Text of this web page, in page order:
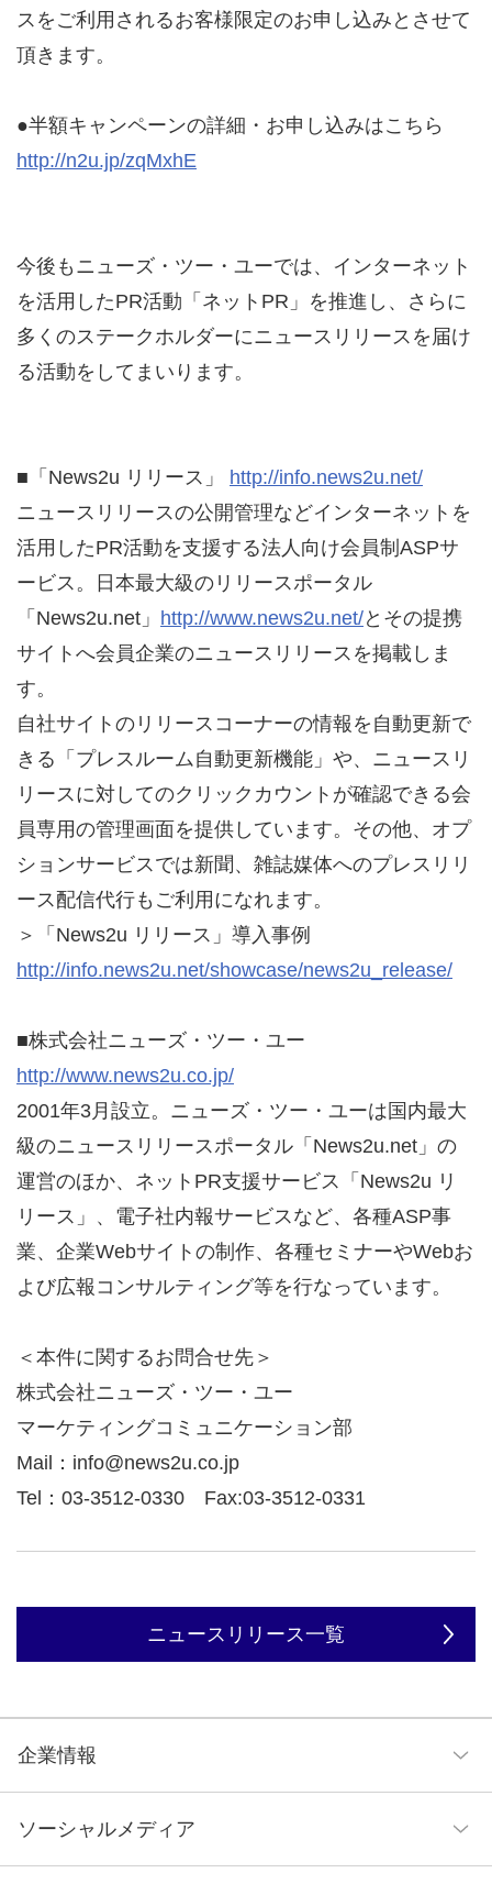
スをご利用されるお客様限定のお申し込みとさせて
頂きます。
●半額キャンペーンの詳細・お申し込みはこちら
http://n2u.jp/zqMxhE
今後もニューズ・ツー・ユーでは、インターネット
を活用したPR活動「ネットPR」を推進し、さらに
多くのステークホルダーにニュースリリースを届け
る活動をしてまいります。
■「News2u リリース」 http://info.news2u.net/
ニュースリリースの公開管理などインターネットを
活用したPR活動を支援する法人向け会員制ASPサ
ービス。日本最大級のリリースポータル
「News2u.net」 http://www.news2u.net/とその提携
サイトへ会員企業のニュースリリースを掲載しま
す。
自社サイトのリリースコーナーの情報を自動更新で
きる「プレスルーム自動更新機能」や、ニュースリ
リースに対してのクリックカウントが確認できる会
員専用の管理画面を提供しています。その他、オプ
ションサービスでは新聞、雑誌媒体へのプレスリリ
ース配信代行もご利用になれます。
＞「News2u リリース」導入事例
http://info.news2u.net/showcase/news2u_release/
■株式会社ニューズ・ツー・ユー
http://www.news2u.co.jp/
2001年3月設立。ニューズ・ツー・ユーは国内最大
級のニュースリリースポータル「News2u.net」の
運営のほか、ネットPR支援サービス「News2u リ
リース」、電子社内報サービスなど、各種ASP事
業、企業Webサイトの制作、各種セミナーやWebお
よび広報コンサルティング等を行なっています。
＜本件に関するお問合せ先＞
株式会社ニューズ・ツー・ユー
マーケティングコミュニケーション部
Mail：info@news2u.co.jp
Tel：03-3512-0330 Fax:03-3512-0331
ニュースリリース一覧
企業情報
企業理念
ソーシャルメディア